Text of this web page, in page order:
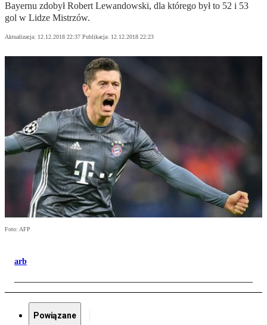
Bayernu zdobył Robert Lewandowski, dla którego był to 52 i 53
gol w Lidze Mistrzów.
Aktualizacja: 12.12.2018 22:37 Publikacja: 12.12.2018 22:23
Foto: AFP
arb
Powiązane